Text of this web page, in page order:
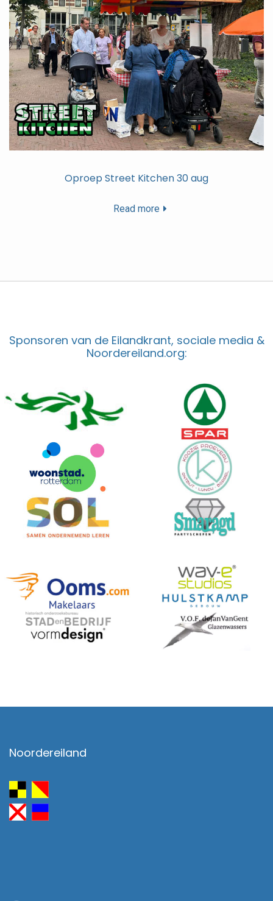
Oproep Street Kitchen 30 aug
Read more
Sponsoren van de Eilandkrant, sociale media &
Noordereiland.org:
Noordereiland